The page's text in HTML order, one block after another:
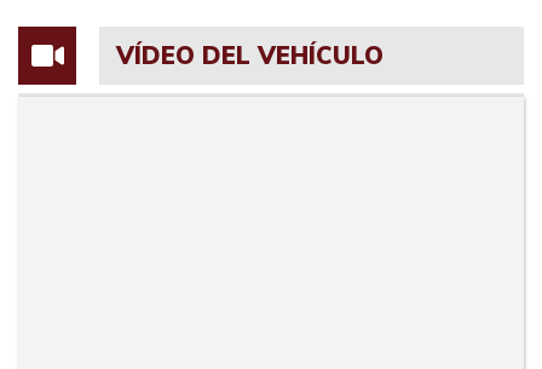
VÍDEO DEL VEHÍCULO